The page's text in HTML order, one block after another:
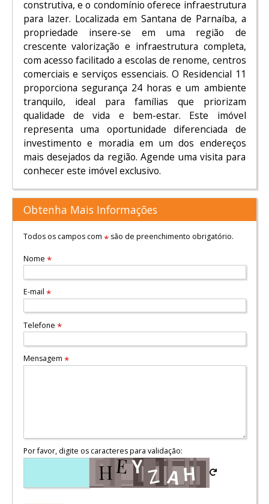
construtiva, e o condomínio oferece infraestrutura
para lazer. Localizada em Santana de Parnaíba, a
propriedade insere-se em uma região de
crescente valorização e infraestrutura completa,
com acesso facilitado a escolas de renome, centros
comerciais e serviços essenciais. O Residencial 11
proporciona segurança 24 horas e um ambiente
tranquilo, ideal para famílias que priorizam
qualidade de vida e bem-estar. Este imóvel
representa uma oportunidade diferenciada de
investimento e moradia em um dos endereços
mais desejados da região. Agende uma visita para
conhecer este imóvel exclusivo.
Obtenha Mais Informações
Todos os campos com *são de preenchimento obrigatório.
Nome *
E-mail *
Telefone *
Mensagem *
Por favor, digite os caracteres para validação: